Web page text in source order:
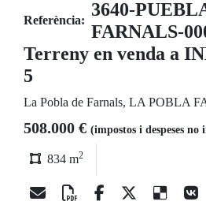
Referència:
3640-
FARNALS-
Terreny en venda a
5
La Pobla de Farnals, LA POBLA
508.000 € (impostos i despeses no
834 m2